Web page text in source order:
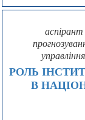
РОЛЬ
В